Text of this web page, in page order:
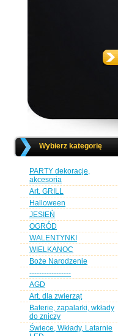
Wybierz kategorię
PARTY dekoracje,
akcesoria
Art. GRILL
Halloween
JESIEŃ
OGRÓD
WALENTYNKI
WIELKANOC
Boże Narodzenie
-----------------
AGD
Art. dla zwierząt
Baterie, zapalarki, wkłady
do zniczy
Świece, Wkłady, Latarnie